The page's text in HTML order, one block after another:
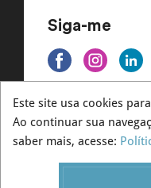
Siga-me
© André
Este site usa cookies
Ao continuar sua
saber mais, acesse: